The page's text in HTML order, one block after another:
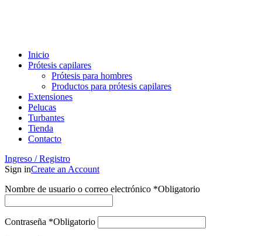
Inicio
Prótesis capilares
Prótesis para hombres
Productos para prótesis capilares
Extensiones
Pelucas
Turbantes
Tienda
Contacto
Ingreso / Registro
Sign inCreate an Account
Nombre de usuario o correo electrónico *Obligatorio
Contraseña *Obligatorio